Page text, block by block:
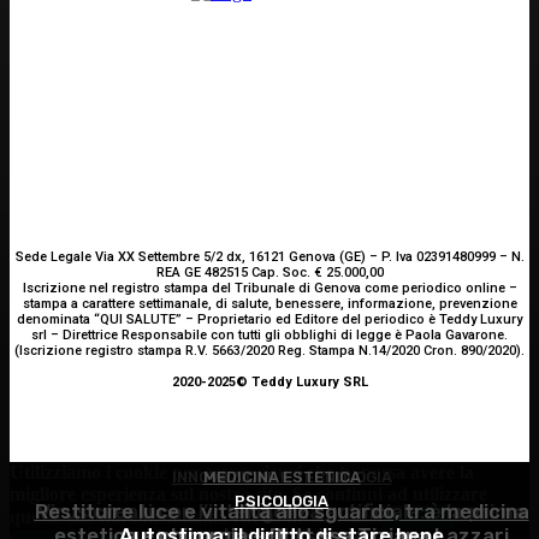
INNOVAZIONE E TECNOLOGIA
Virus creati con l’intelligenza artificiale: è la prima
MEDICINA ESTETICA
Restituire luce e vitalità allo sguardo, tra medicina
PSICOLOGIA
Sede Legale Via XX Settembre 5/2 dx, 16121 Genova (GE) – P. Iva 02391480999 – N.
REA GE 482515 Cap. Soc. € 25.000,00
Iscrizione nel registro stampa del Tribunale di Genova come periodico online –
stampa a carattere settimanale, di salute, benessere, informazione, prevenzione
denominata “QUI SALUTE” – Proprietario ed Editore del periodico è Teddy Luxury
srl – Direttrice Responsabile con tutti gli obblighi di legge è Paola Gavarone.
(Iscrizione registro stampa R.V. 5663/2020 Reg. Stampa N.14/2020 Cron. 890/2020).
2020-2025© Teddy Luxury SRL
Utilizziamo i cookie per essere sicuri che tu possa avere la
migliore esperienza sul nostro sito. Se continui ad utilizzare
questo sito noi constatiamo che tu ne sia felice. Accetto